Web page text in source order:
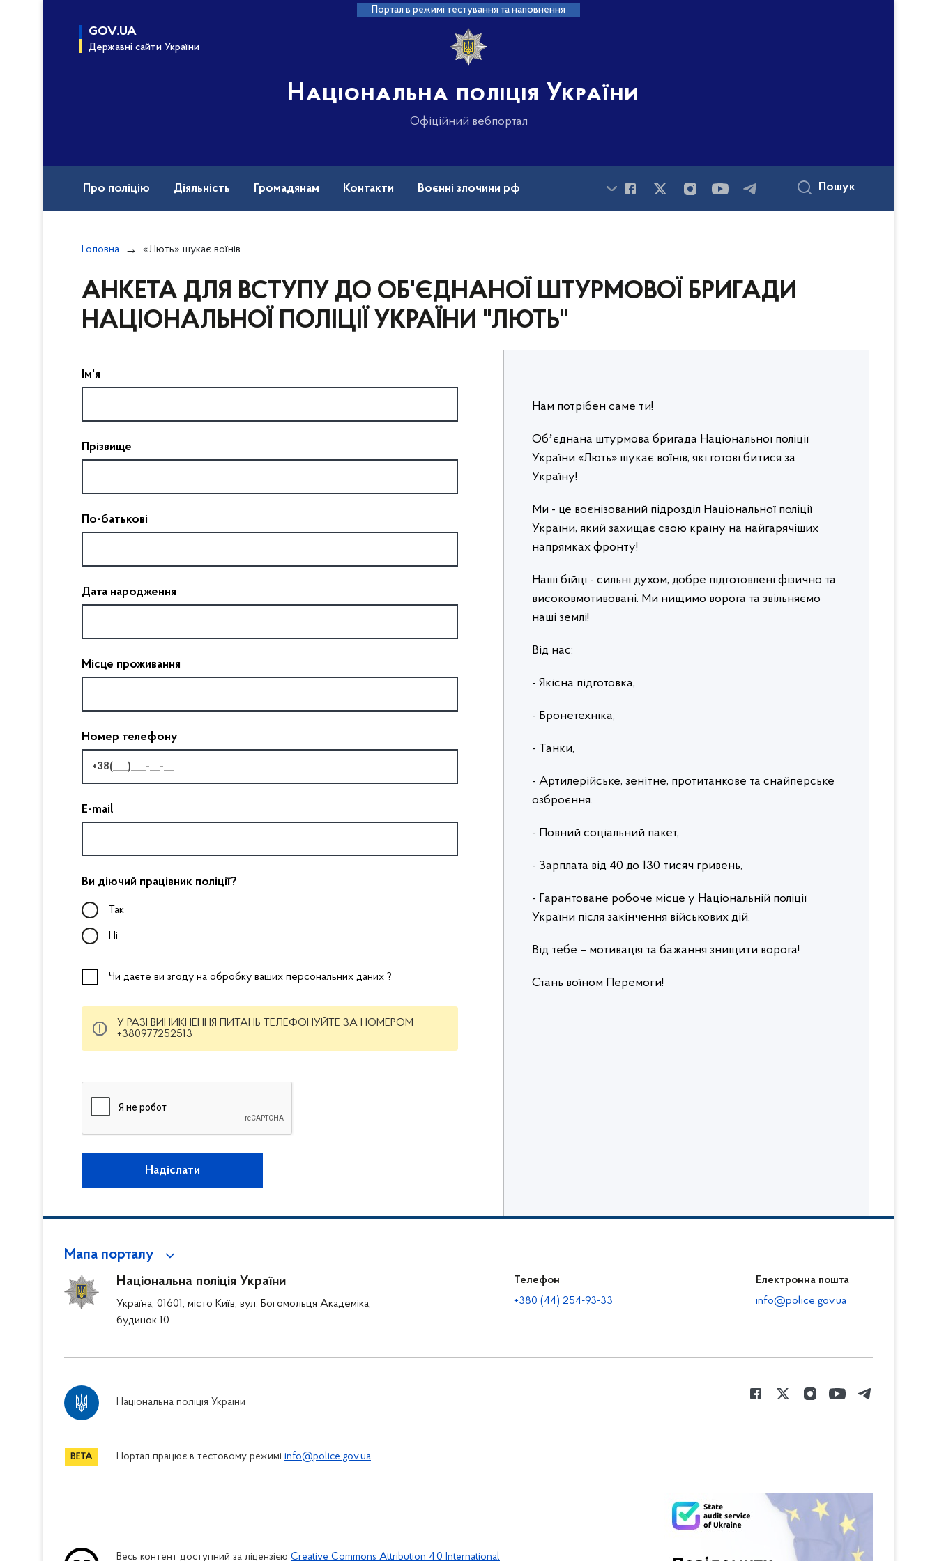
Портал в режимі тестування та наповнення
GOV.UA
Державні сайти України
Національна поліція України
Офіційний вебпортал
Про поліцію Діяльність Громадянам Контакти Воєнні злочини рф Пошук
Головна «Лють» шукає воїнів
АНКЕТА ДЛЯ ВСТУПУ ДО ОБ'ЄДНАНОЇ ШТУРМОВОЇ БРИГАДИ
НАЦІОНАЛЬНОЇ ПОЛІЦІЇ УКРАЇНИ "ЛЮТЬ"
Ім'я
Прізвище
По-батькові
Дата народження
Місце проживання
Номер телефону
E-mail
Ви діючий працівник поліції?
Так
Ні
Чи даєте ви згоду на обробку ваших персональних даних ?
У РАЗІ ВИНИКНЕННЯ ПИТАНЬ ТЕЛЕФОНУЙТЕ ЗА НОМЕРОМ
+380977252513
Капча
Надіслати
Нам потрібен саме ти!
Обʼєднана штурмова бригада Національної поліції
України «Лють» шукає воїнів, які готові битися за
Україну!
Ми - це воєнізований підрозділ Національної поліції
України, який захищає свою країну на найгарячіших
напрямках фронту!
Наші бійці - сильні духом, добре підготовлені фізично та
високовмотивовані. Ми нищимо ворога та звільняємо
наші землі!
Від нас:
- Якісна підготовка,
- Бронетехніка,
- Танки,
- Артилерійське, зенітне, протитанкове та снайперське
озброєння.
- Повний соціальний пакет,
- Зарплата від 40 до 130 тисяч гривень,
- Гарантоване робоче місце у Національній поліції
України після закінчення військових дій.
Від тебе – мотивація та бажання знищити ворога!
Стань воїном Перемоги!
Мапа порталу
Національна поліція України
Україна, 01601, місто Київ, вул. Богомольця Академіка,
будинок 10
Телефон
+380 (44) 254-93-33
Електронна пошта
info@police.gov.ua
Національна поліція України
Портал працює в тестовому режимі info@police.gov.ua
Весь контент доступний за ліцензією Creative Commons Attribution 4.0 International